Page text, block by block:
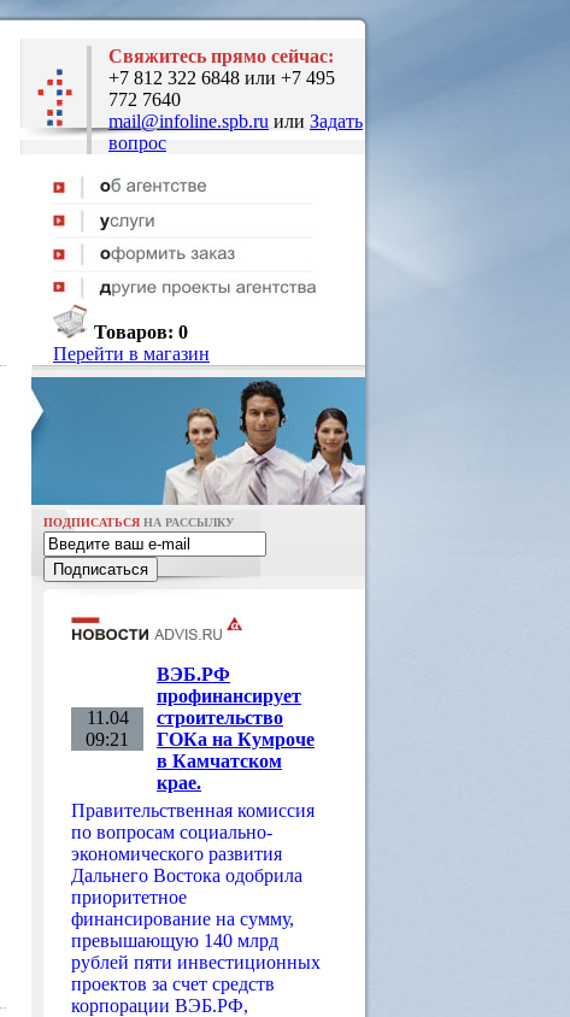
Свяжитесь прямо сейчас:
+7 812 322 6848 или +7 495
772 7640
mail@infoline.spb.ru или Задать
вопрос
Товаров: 0
Перейти в магазин
ПОДПИСАТЬСЯ НА РАССЫЛКУ
11.04
09:21
ВЭБ.РФ
профинансирует
строительство
ГОКа на Кумроче
в Камчатском
крае.
Правительственная комиссия
по вопросам социально-
экономического развития
Дальнего Востока одобрила
приоритетное
финансирование на сумму,
превышающую 140 млрд
рублей пяти инвестиционных
проектов за счет средств
корпорации ВЭБ.РФ,